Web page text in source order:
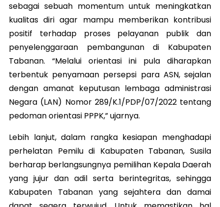
sebagai sebuah momentum untuk meningkatkan
kualitas diri agar mampu memberikan kontribusi
positif terhadap proses pelayanan publik dan
penyelenggaraan pembangunan di Kabupaten
Tabanan. “Melalui orientasi ini pula diharapkan
terbentuk penyamaan persepsi para ASN, sejalan
dengan amanat keputusan lembaga administrasi
Negara (LAN) Nomor 289/K.1/PDP/07/2022 tentang
pedoman orientasi PPPK,” ujarnya.
Lebih lanjut, dalam rangka kesiapan menghadapi
perhelatan Pemilu di Kabupaten Tabanan, Susila
berharap berlangsungnya pemilihan Kepala Daerah
yang jujur dan adil serta berintegritas, sehingga
Kabupaten Tabanan yang sejahtera dan damai